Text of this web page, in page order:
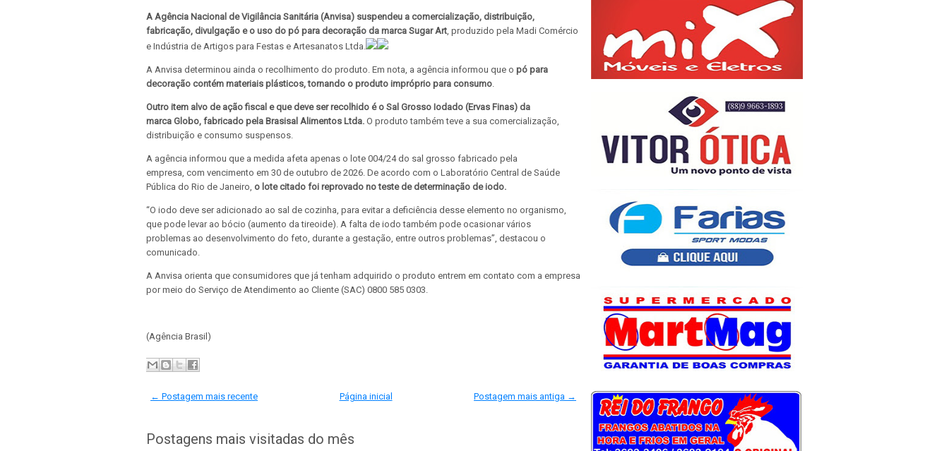
A Agência Nacional de Vigilância Sanitária (Anvisa) suspendeu a comercialização, distribuição,
fabricação, divulgação e o uso do pó para decoração da marca Sugar Art, produzido pela Madi Comércio
e Indústria de Artigos para Festas e Artesanatos Ltda.
A Anvisa determinou ainda o recolhimento do produto. Em nota, a agência informou que o pó para
decoração contém materiais plásticos, tornando o produto impróprio para consumo.
Outro item alvo de ação fiscal e que deve ser recolhido é o Sal Grosso Iodado (Ervas Finas) da
marca Globo, fabricado pela Brasisal Alimentos Ltda. O produto também teve a sua comercialização,
distribuição e consumo suspensos.
A agência informou que a medida afeta apenas o lote 004/24 do sal grosso fabricado pela
empresa, com vencimento em 30 de outubro de 2026. De acordo com o Laboratório Central de Saúde
Pública do Rio de Janeiro, o lote citado foi reprovado no teste de determinação de iodo.
“O iodo deve ser adicionado ao sal de cozinha, para evitar a deficiência desse elemento no organismo,
que pode levar ao bócio (aumento da tireoide). A falta de iodo também pode ocasionar vários
problemas ao desenvolvimento do feto, durante a gestação, entre outros problemas”, destacou o
comunicado.
A Anvisa orienta que consumidores que já tenham adquirido o produto entrem em contato com a empresa
por meio do Serviço de Atendimento ao Cliente (SAC) 0800 585 0303.
(Agência Brasil)
← Postagem mais recente Postagem mais antiga →
Página inicial
Postagens mais visitadas do mês